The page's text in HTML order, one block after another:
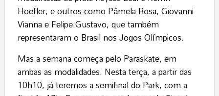
Hoefler, e outros como Pâmela Rosa, Giovanni
Vianna e Felipe Gustavo, que também
representaram o Brasil nos Jogos Olímpicos.
Mas a semana começa pelo Paraskate, em
ambas as modalidades. Nesta terça, a partir das
10h10, já teremos a semifinal do Park, com a